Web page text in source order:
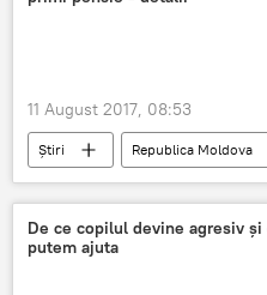
11 August 2017, 08:53
Știri Republica Moldova
Turcia
Guvernul
Gastarbeiteri
De ce copilul devine agresiv
putem ajuta